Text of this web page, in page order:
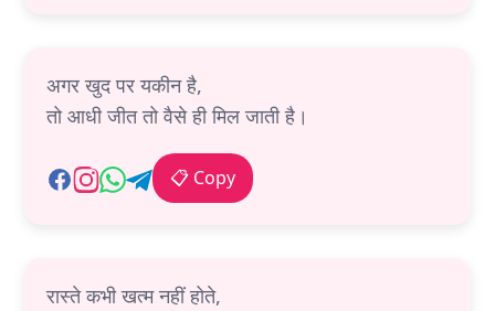
अगर खुद पर यकीन है,
तो आधी जीत तो वैसे ही मिल जाती है।
📋 Copy
रास्ते कभी खत्म नहीं होते,